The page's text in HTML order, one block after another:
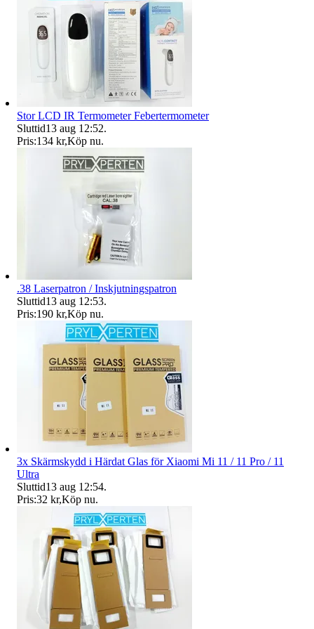
Stor LCD IR Termometer Febertermometer
Sluttid13 aug 12:52.
Pris:134 kr,Köp nu.
.38 Laserpatron / Inskjutningspatron
Sluttid13 aug 12:53.
Pris:190 kr,Köp nu.
3x Skärmskydd i Härdat Glas för Xiaomi Mi 11 / 11 Pro / 11
Ultra
Sluttid13 aug 12:54.
Pris:32 kr,Köp nu.